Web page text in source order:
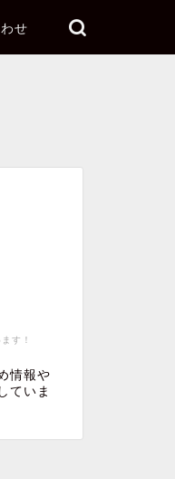
せ
す！
情報や
ていま